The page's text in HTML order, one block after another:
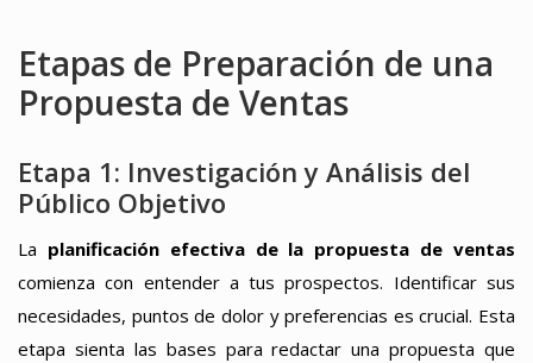
Etapas de Preparación de una
Propuesta de Ventas
Etapa 1: Investigación y Análisis del
Público Objetivo
La planificación efectiva de la propuesta de ventas
comienza con entender a tus prospectos. Identificar sus
necesidades, puntos de dolor y preferencias es crucial. Esta
etapa sienta las bases para redactar una propuesta que